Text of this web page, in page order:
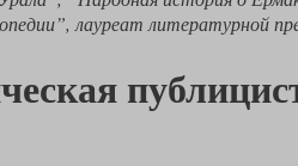
лауреат литературной